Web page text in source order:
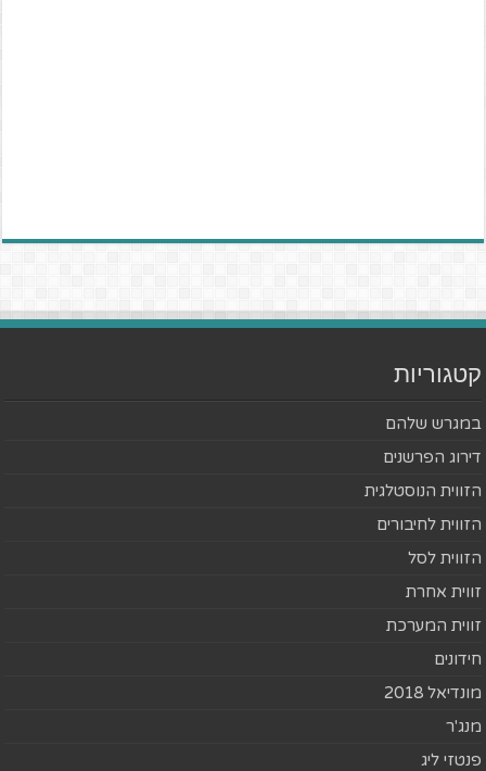
קטגוריות
במגרש שלהם
דירוג הפרשנים
הזווית הנוסטלגית
הזווית לחיבורים
הזווית לסל
זווית אחרת
זווית המערכת
חידונים
מונדיאל 2018
מנג'ר
פנטזי ליג